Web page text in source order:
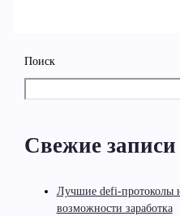
Поиск
Свежие записи
Лучшие defi-протоколы
возможности заработка